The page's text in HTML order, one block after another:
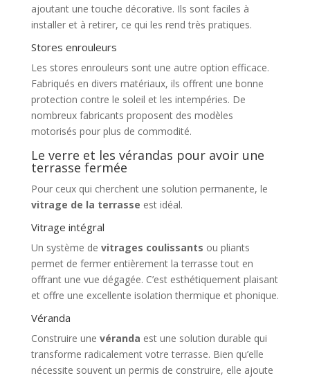
ajoutant une touche décorative. Ils sont faciles à
installer et à retirer, ce qui les rend très pratiques.
Stores enrouleurs
Les stores enrouleurs sont une autre option efficace.
Fabriqués en divers matériaux, ils offrent une bonne
protection contre le soleil et les intempéries. De
nombreux fabricants proposent des modèles
motorisés pour plus de commodité.
Le verre et les vérandas pour avoir une
terrasse fermée
Pour ceux qui cherchent une solution permanente, le
vitrage de la terrasse est idéal.
Vitrage intégral
Un système de vitrages coulissants ou pliants
permet de fermer entièrement la terrasse tout en
offrant une vue dégagée. C’est esthétiquement plaisant
et offre une excellente isolation thermique et phonique.
Véranda
Construire une véranda est une solution durable qui
transforme radicalement votre terrasse. Bien qu’elle
nécessite souvent un permis de construire, elle ajoute